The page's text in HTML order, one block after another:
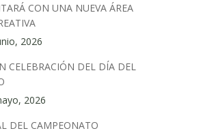
CON UNA NUEVA ÁREA
2026
CELEBRACIÓN DEL DÍA DEL
2026
DEL CAMPEONATO